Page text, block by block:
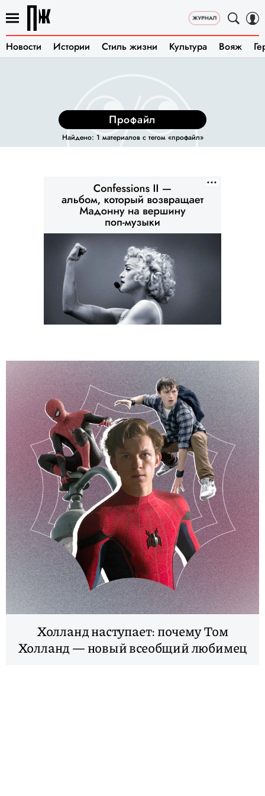
Новости Истории Стиль жизни Культура Вояж
профайл
Найдено: 1 материалов с тегом «профайл»
Холланд наступает: почему Том
Холланд — новый всеобщий любимец